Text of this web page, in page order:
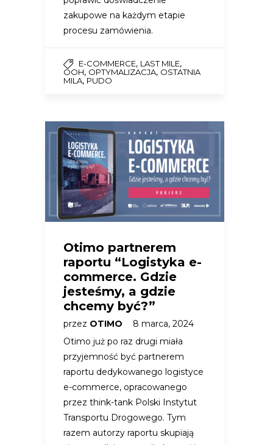
zakupowe na każdym etapie
procesu zamówienia.
E-COMMERCE, LAST MILE,
OOH, OPTYMALIZACJA, OSTATNIA
MILA, PUDO
Otimo partnerem
raportu “Logistyka e-
commerce. Gdzie
jesteśmy, a gdzie
chcemy być?”
przez OTIMO
8 marca, 2024
Otimo już po raz drugi miała
przyjemność być partnerem
raportu dedykowanego logistyce
e-commerce, opracowanego
przez think-tank Polski Instytut
Transportu Drogowego. Tym
razem autorzy raportu skupiają